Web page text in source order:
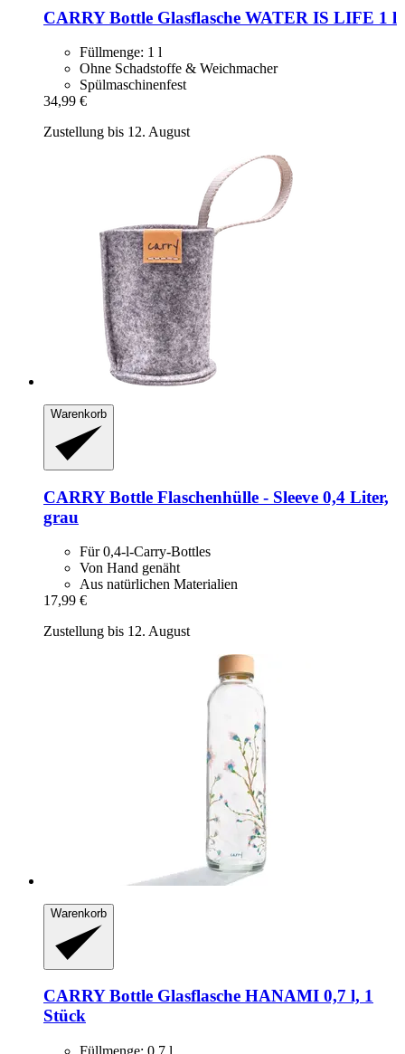
CARRY Bottle Glasflasche WATER IS LIFE 1 l
Füllmenge: 1 l
Ohne Schadstoffe & Weichmacher
Spülmaschinenfest
34,99 €
Zustellung bis 12. August
Warenkorb
CARRY Bottle Flaschenhülle -​ Sleeve 0,4 Liter,
grau
Für 0,4-l-Carry-Bottles
Von Hand genäht
Aus natürlichen Materialien
17,99 €
Zustellung bis 12. August
Warenkorb
CARRY Bottle Glasflasche HANAMI 0,7 l, 1
Stück